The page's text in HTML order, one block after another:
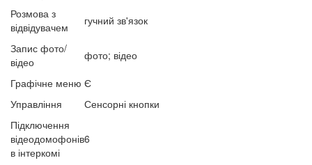
Розмова з
відвідувачем
гучний зв'язок
Запис фото/
відео
фото; відео
Графічне меню Є
Управління
Сенсорні кнопки
Підключення
відеодомофонів
в інтеркомі
6